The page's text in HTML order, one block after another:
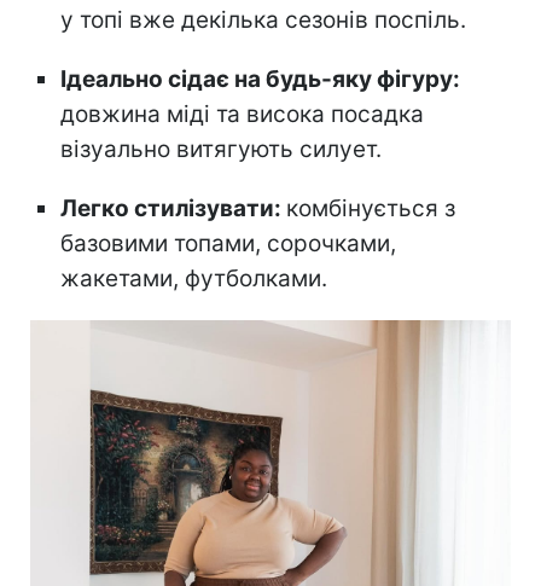
у топі вже декілька сезонів поспіль.
Ідеально сідає на будь-яку фігуру:
довжина міді та висока посадка
візуально витягують силует.
Легко стилізувати: комбінується з
базовими топами, сорочками,
жакетами, футболками.